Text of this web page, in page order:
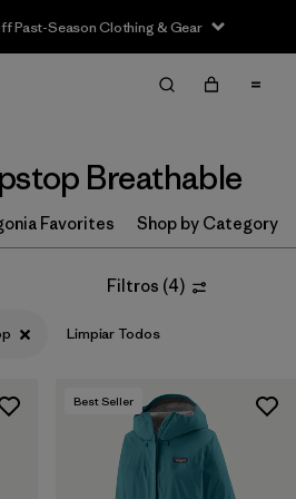
Past-Season Clothing & Gear
Limpiar Todos
Breathable
Favorites Shop by Category
Filtros (4)
Limpiar Todos
Best Seller